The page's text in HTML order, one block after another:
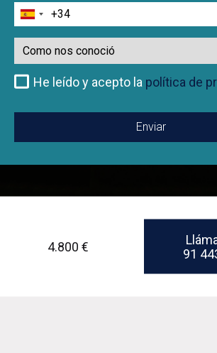
Teléfono
Como
nos
conoció
He leído y acepto la política de
4.800 €
91